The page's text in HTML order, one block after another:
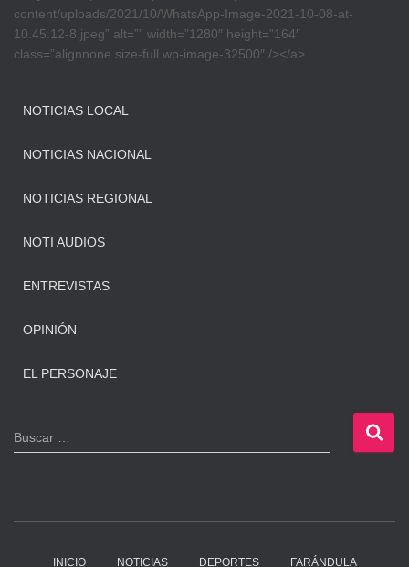
content/uploads/2021/10/WhatsApp-Image-2021-10-08-at-
10.45.12-8.jpeg” alt=”” width=”1280″ height=”164″
class=”alignnone size-full wp-image-32500″ /></a>
NOTICIAS LOCAL
NOTICIAS NACIONAL
NOTICIAS REGIONAL
NOTI AUDIOS
ENTREVISTAS
OPINIÓN
EL PERSONAJE
B
u
Buscar …
INICIO NOTICIAS DEPORTES FARÁNDULA